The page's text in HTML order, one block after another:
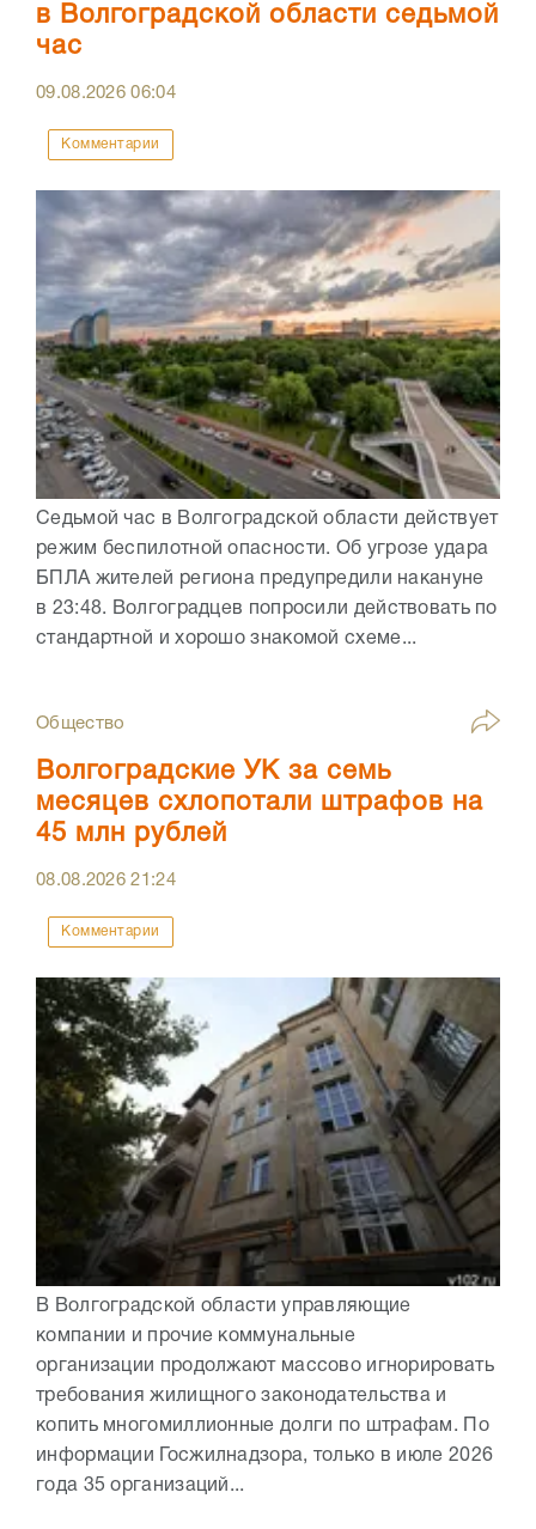
в Волгоградской области седьмой
час
09.08.202606:04
Комментарии
Седьмой час в Волгоградской области действует
режим беспилотной опасности. Об угрозе удара
БПЛА жителей региона предупредили накануне
в 23:48. Волгоградцев попросили действовать по
стандартной и хорошо знакомой схеме...
Общество
Волгоградские УК за семь
месяцев схлопотали штрафов на
45 млн рублей
08.08.202621:24
Комментарии
В Волгоградской области управляющие
компании и прочие коммунальные
организации продолжают массово игнорировать
требования жилищного законодательства и
копить многомиллионные долги по штрафам. По
информации Госжилнадзора, только в июле 2026
года 35 организаций...